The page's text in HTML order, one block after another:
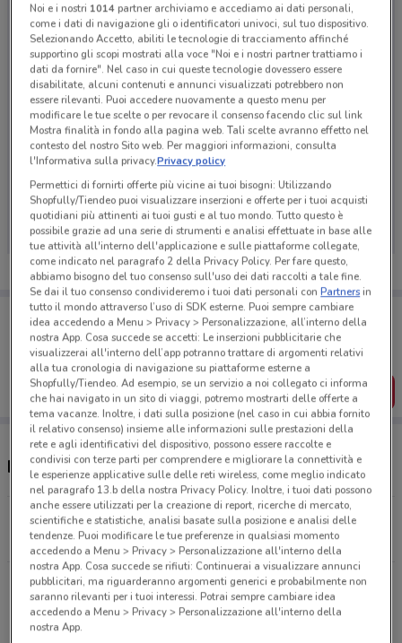
Ci dispiace, al momento non abbiamo pubblicato
volantini nella tua zona. Riprova più tardi.
Porta DoveConviene sempre con te!
Puoi trovare le migliori offerte dei negozi vicino a te,
salvarle e creare la tua lista del risparmio, comodamente
dal tuo cellulare.
SCARICA L’APP
Negozi Dicloreum a Tivoli
VIA NAZIONALE TIBURTINA, 159 Tivoli
628 m
VIA MAREMMANA INFERIORE 300 Guidonia
Montecelio
1.3 km
Noi e i nostri 1014partner archiviamo e accediamo ai dati personali,
come i dati di navigazione gli o identificatori univoci, sul tuo dispositivo.
Selezionando Accetto, abiliti le tecnologie di tracciamento affinché
supportino gli scopi mostrati alla voce "Noi e i nostri partner trattiamo i
dati da fornire". Nel caso in cui queste tecnologie dovessero essere
disabilitate, alcuni contenuti e annunci visualizzati potrebbero non
essere rilevanti. Puoi accedere nuovamente a questo menu per
modificare le tue scelte o per revocare il consenso facendo clic sul link
Mostra finalità in fondo alla pagina web. Tali scelte avranno effetto nel
contesto del nostro Sito web. Per maggiori informazioni, consulta
l'Informativa sulla privacy.Privacy policy
Permettici di fornirti offerte più vicine ai tuoi bisogni: Utilizzando
Shopfully/Tiendeo puoi visualizzare inserzioni e offerte per i tuoi acquisti
quotidiani più attinenti ai tuoi gusti e al tuo mondo. Tutto questo è
possibile grazie ad una serie di strumenti e analisi effettuate in base alle
tue attività all'interno dell'applicazione e sulle piattaforme collegate,
come indicato nel paragrafo 2 della Privacy Policy. Per fare questo,
abbiamo bisogno del tuo consenso sull'uso dei dati raccolti a tale fine.
Se dai il tuo consenso condivideremo i tuoi dati personali conPartnersin
tutto il mondo attraverso l’uso di SDK esterne. Puoi sempre cambiare
idea accedendo a Menu > Privacy > Personalizzazione, all’interno della
nostra App. Cosa succede se accetti: Le inserzioni pubblicitarie che
visualizzerai all'interno dell’app potranno trattare di argomenti relativi
alla tua cronologia di navigazione su piattaforme esterne a
Shopfully/Tiendeo. Ad esempio, se un servizio a noi collegato ci informa
che hai navigato in un sito di viaggi, potremo mostrarti delle offerte a
tema vacanze. Inoltre, i dati sulla posizione (nel caso in cui abbia fornito
il relativo consenso) insieme alle informazioni sulle prestazioni della
rete e agli identificativi del dispositivo, possono essere raccolte e
condivisi con terze parti per comprendere e migliorare la connettività e
le esperienze applicative sulle delle reti wireless, come meglio indicato
nel paragrafo 13.b della nostra Privacy Policy. Inoltre, i tuoi dati possono
anche essere utilizzati per la creazione di report, ricerche di mercato,
scientifiche e statistiche, analisi basate sulla posizione e analisi delle
tendenze. Puoi modificare le tue preferenze in qualsiasi momento
accedendo a Menu > Privacy > Personalizzazione all'interno della
nostra App. Cosa succede se rifiuti: Continuerai a visualizzare annunci
pubblicitari, ma riguarderanno argomenti generici e probabilmente non
saranno rilevanti per i tuoi interessi. Potrai sempre cambiare idea
accedendo a Menu > Privacy > Personalizzazione all'interno della
nostra App.